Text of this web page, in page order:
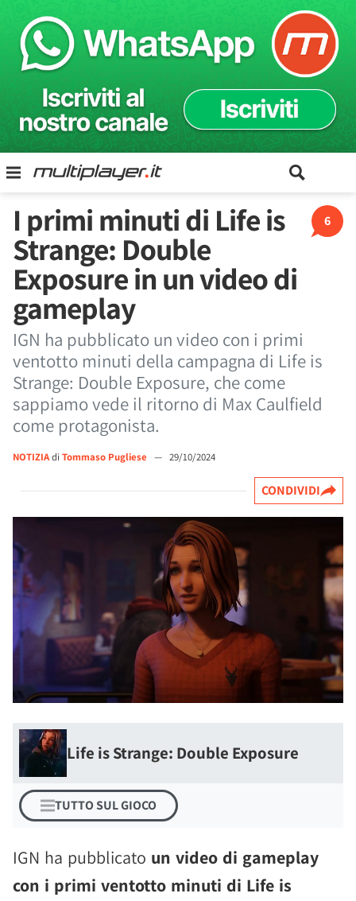
6
I primi minuti di Life is
Strange: Double
Exposure in un video di
gameplay
IGN ha pubblicato un video con i primi
ventotto minuti della campagna di Life is
Strange: Double Exposure, che come
sappiamo vede il ritorno di Max Caulfield
come protagonista.
NOTIZIAdi Tommaso Pugliese — 29/10/2024
CONDIVIDI
Life is Strange: Double Exposure
TUTTO SUL GIOCO
IGN ha pubblicato un video di gameplay
con i primi ventotto minuti di Life is